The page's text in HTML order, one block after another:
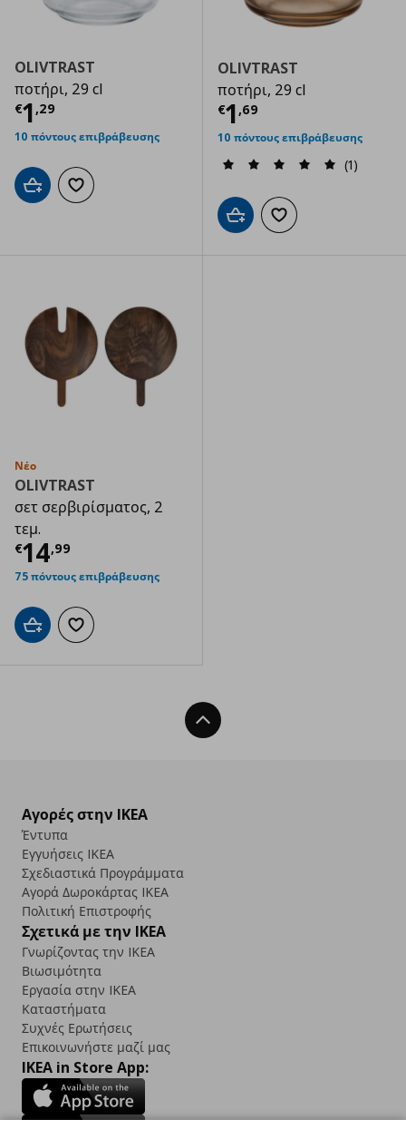
OLIVTRAST
ποτήρι, 29 cl
€1 ,29
Τρέχουσα τιμή € 1,29
10 πόντους επιβράβευσης
Προσθήκη στο καλάθι
Προσθήκη στα αγαπημένα
OLIVTRAST
ποτήρι, 29 cl
€1 ,69
Τρέχουσα
10 πόντους επιβράβευσης
(1)
Προσθήκη στο καλάθι
Προσθήκη στα
Νέο
OLIVTRAST
σετ σερβιρίσματος, 2
τεμ.
€14,99
Τρέχουσα τιμή
75 πόντους επιβράβευσης
Προσθήκη στο καλάθι
Προσθήκη στα αγαπημένα
Back To Top
Αγορές στην IKEA
Έντυπα
Εγγυήσεις IKEA
Σχεδιαστικά Προγράμματα
Αγορά Δωρoκάρτας IKEA
Πολιτική Επιστροφής
Σχετικά με την IKEA
Γνωρίζοντας την IKEA
Βιωσιμότητα
Εργασία στην IKEA
Καταστήματα
Συχνές Ερωτήσεις
Επικοινωνήστε μαζί μας
IKEA in Store App: